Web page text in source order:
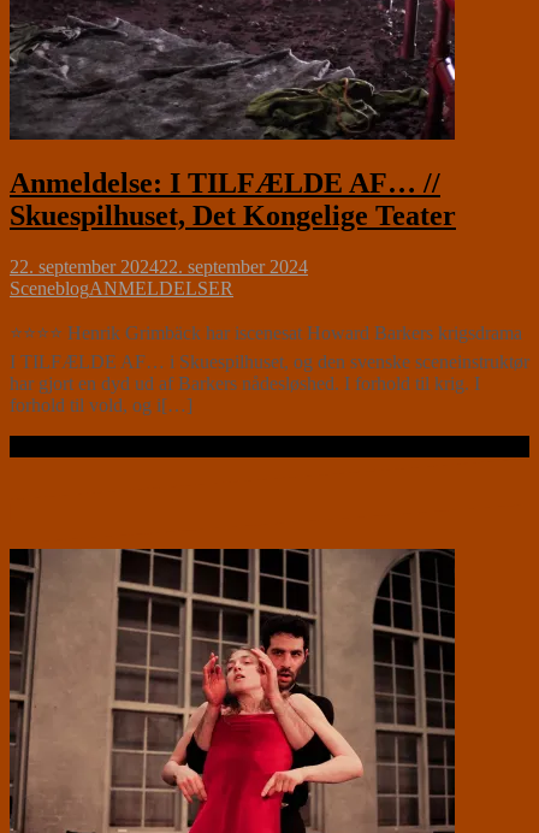
Anmeldelse: I TILFÆLDE AF… //
Skuespilhuset, Det Kongelige Teater
22. september 202422. september 2024
SceneblogANMELDELSER
⭐⭐⭐⭐ Henrik Grimbäck har iscenesat Howard Barkers krigsdrama
I TILFÆLDE AF… i Skuespilhuset, og den svenske sceneinstruktør
har gjort en dyd ud af Barkers nådesløshed. I forhold til krig. I
forhold til vold, og i[…]